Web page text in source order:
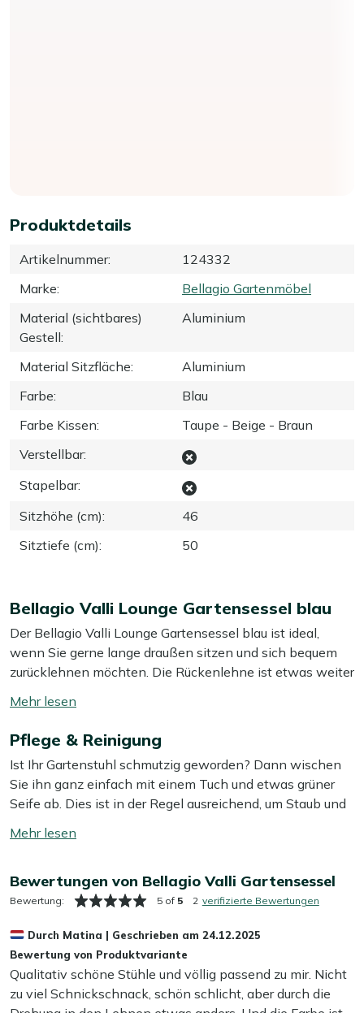
Produktdetails
Artikelnummer:
124332
Marke:
Bellagio Gartenmöbel
Material (sichtbares)
Gestell:
Aluminium
Material Sitzfläche:
Aluminium
Farbe:
Blau
Farbe Kissen:
Taupe - Beige - Braun
Verstellbar:
Stapelbar:
Sitzhöhe (cm):
46
Sitztiefe (cm): 50
Bellagio Valli Lounge Gartensessel blau
Der Bellagio Valli Lounge Gartensessel blau ist ideal,
wenn Sie gerne lange draußen sitzen und sich bequem
zurücklehnen möchten. Die Rückenlehne ist etwas weiter
sodass Sie mit einem Buch oder einem Getränk richtig
entspannen können. Die blaue Aluminiumschale und das
Aluminiumgestell sorgen für einen stabilen Stuhl, der
nicht rosten kann und kaum Pflege braucht. Die
beigefarbenen Kissen sind im Lieferumfang enthalten,
damit Sie es vom ersten Moment an schön weich und
bequem haben.
Lounge-Sitzposition: die Rückenlehne ist weiter
Sitzen
Aluminiumgestell und Sitzschale:
absolut rostfrei
Inklusive Kissen:Sie sitzen sofort weich, ohne
umschalten
Pflege & Reinigung
Ist Ihr Gartenstuhl schmutzig geworden? Dann wischen
Sie ihn ganz einfach mit einem Tuch und etwas grüner
Seife ab. Dies ist in der Regel ausreichend, um Staub und
mindestens zweimal im Jahr mit einem speziellen
verwenden Sie dabei unseren Kees Smit Multi-
Oberflächen Reiniger für das Gestell. Vermeiden Sie die
Material beschädigen kann.
Zusätzlicher Schutz
Möchten Sie Ihren Gartenstuhl zusätzlich vor Wasser und
Bewertungen von Bellagio Valli Gartensessel
Bewertung: 5 of 5 2 verifizierte Bewertungen
Durch Matina | Geschrieben am 24.12.2025
Bewertung von Produktvariante
Qualitativ schöne Stühle und völlig passend zu mir. Nicht
zu viel Schnickschnack, schön schlicht, aber durch die